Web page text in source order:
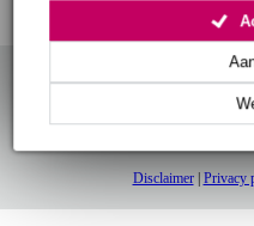
op
Disclaimer| Privacy